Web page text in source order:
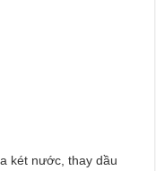
két nước, thay dầu